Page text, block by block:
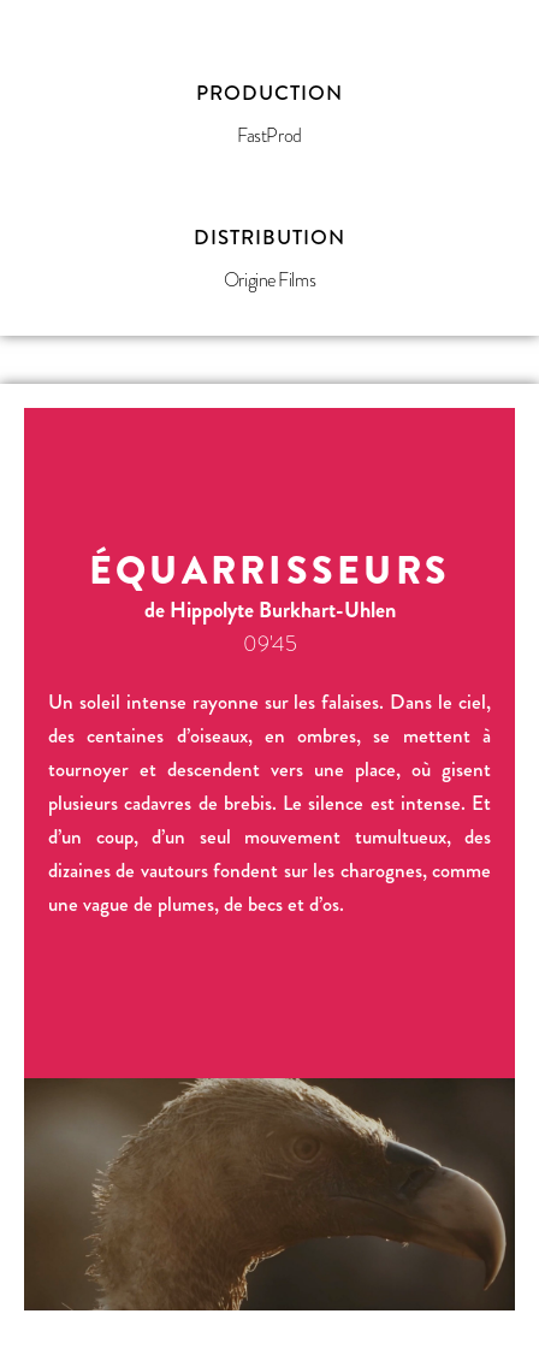
PRODUCTION
FastProd
DISTRIBUTION
Origine Films
ÉQUARRISSEURS
de Hippolyte Burkhart-Uhlen
09'45
Un soleil intense rayonne sur les falaises. Dans le ciel,
des centaines d’oiseaux, en ombres, se mettent à
tournoyer et descendent vers une place, où gisent
plusieurs cadavres de brebis. Le silence est intense. Et
d’un coup, d’un seul mouvement tumultueux, des
dizaines de vautours fondent sur les charognes, comme
une vague de plumes, de becs et d’os.